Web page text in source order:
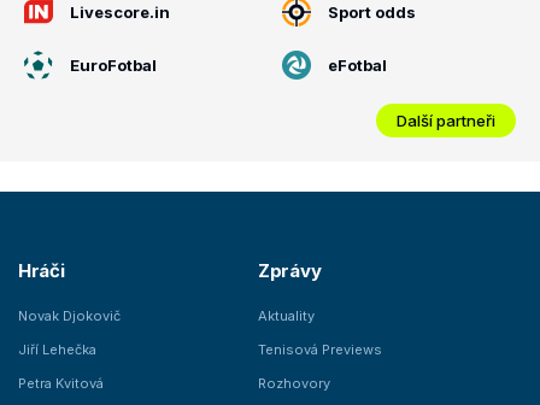
Livescore.in Sport odds
EuroFotbal eFotbal
Další partneři
Hráči
Novak Djokovič
Jiří Lehečka
Petra Kvitová
Zprávy
Aktuality
Tenisová Previews
Rozhovory